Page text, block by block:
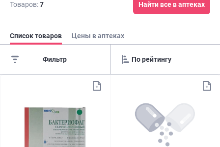
Товаров:7 Найти все в аптеках
Список товаров Цены в аптеках
Фильтр